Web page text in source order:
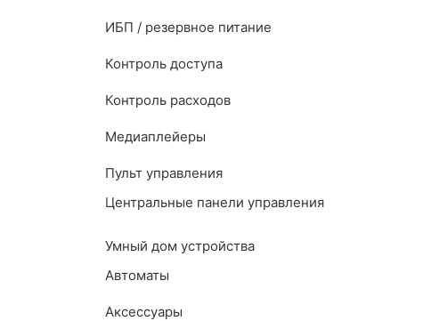
ИБП / резервное питание
Контроль доступа
Контроль расходов
Медиаплейеры
Пульт управления
Центральные панели управления
Умный дом устройства
Автоматы
Аксессуары